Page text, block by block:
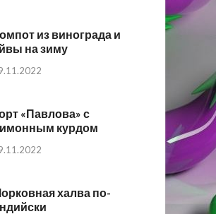
из винограда и
на зиму
«Павлова» с
курдом
халва по-